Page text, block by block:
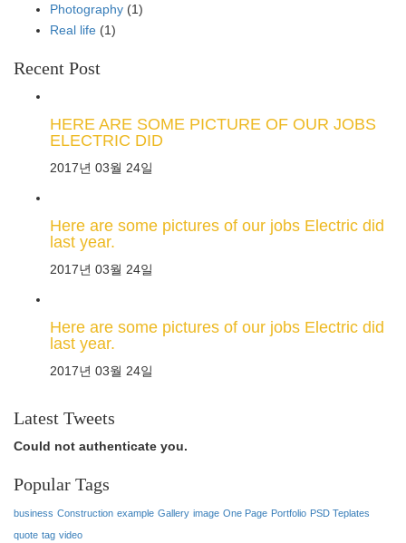
Photography (1)
Real life (1)
Recent Post
HERE ARE SOME PICTURE OF OUR JOBS
ELECTRIC DID
2017년 03월 24일
Here are some pictures of our jobs Electric did
last year.
2017년 03월 24일
Here are some pictures of our jobs Electric did
last year.
2017년 03월 24일
Latest Tweets
Could not authenticate you.
Popular Tags
business Construction example Gallery image One Page Portfolio PSD Teplates
quote tag video